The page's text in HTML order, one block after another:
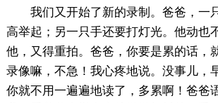
我们又开始了新的录制。爸爸，一
高举起；另一只手还要打灯光。他动也
他，又得重拍。爸爸，你要是累的话，
录像嘛，不急！我心疼地说。没事儿，
你就不用一遍遍地读了，多累啊！爸爸